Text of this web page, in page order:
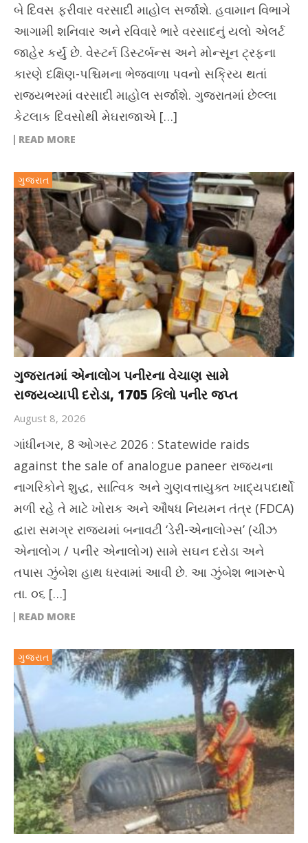
બે દિવસ ફરીવાર વરસાદી માહોલ સર્જાશે. હવામાન વિભાગે
આગામી શનિવાર અને રવિવારે ભારે વરસાદનું યલો એલર્ટ
જાહેર કર્યું છે. વેસ્ટર્ન ડિસ્ટર્બન્સ અને મોન્સૂન ટ્રફના
કારણે દક્ષિણ-પશ્ચિમના ભેજવાળા પવનો સક્રિય થતાં
રાજ્યભરમાં વરસાદી માહોલ સર્જાશે. ગુજરાતમાં છેલ્લા
કેટલાક દિવસોથી મેઘરાજાએ […]
READ MORE
ગુજરાત
ગુજરાતમાં એનાલોગ પનીરના વેચાણ સામે
રાજ્યવ્યાપી દરોડા, 1705 કિલો પનીર જપ્ત
August 8, 2026
ગાંધીનગર, 8 ઓગસ્ટ 2026 : Statewide raids
against the sale of analogue paneer રાજ્યના
નાગરિકોને શુદ્ધ, સાત્વિક અને ગુણવત્તાયુક્ત ખાદ્યપદાર્થો
મળી રહે તે માટે ખોરાક અને ઔષધ નિયમન તંત્ર (FDCA)
દ્વારા સમગ્ર રાજ્યમાં બનાવટી ‘ડેરી-એનાલોગ્સ’ (ચીઝ
એનાલોગ / પનીર એનાલોગ) સામે સઘન દરોડા અને
તપાસ ઝુંબેશ હાથ ધરવામાં આવી છે. આ ઝુંબેશ ભાગરૂપે
તા. ૦૬ […]
READ MORE
ગુજરાત